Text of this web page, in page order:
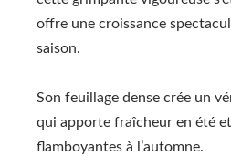
offre une croissance
saison.
Son feuillage dense crée un
qui apporte fraîcheur en été
flamboyantes à l’automne.